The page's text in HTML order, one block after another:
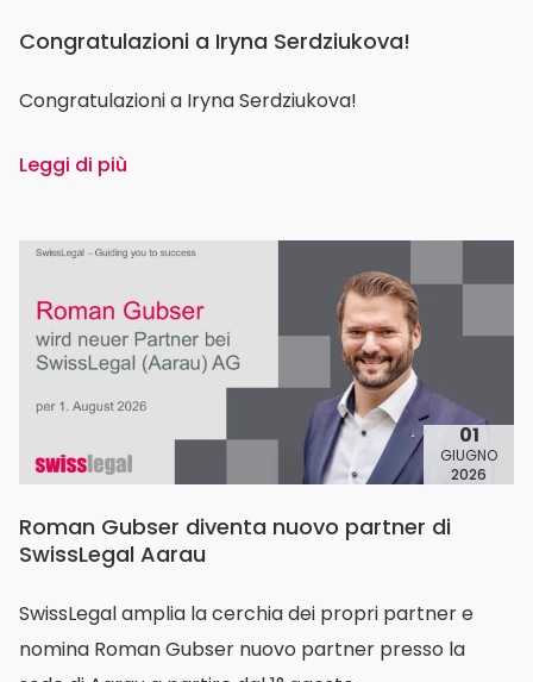
Congratulazioni a Iryna Serdziukova!
Congratulazioni a Iryna Serdziukova!
Leggi di più
01
GIUGNO
2026
Roman Gubser diventa nuovo partner di
SwissLegal Aarau
SwissLegal amplia la cerchia dei propri partner e
nomina Roman Gubser nuovo partner presso la